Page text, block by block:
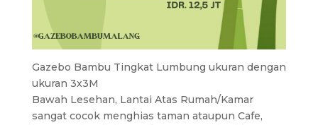
Gazebo Bambu Tingkat Lumbung ukuran dengan
ukuran 3x3M
Bawah Lesehan, Lantai Atas Rumah/Kamar
sangat cocok menghias taman ataupun Cafe,